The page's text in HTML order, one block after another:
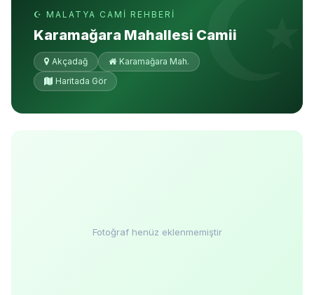
☪ MALATYA CAMI REHBERI
Karamağara Mahallesi Camii
Akçadağ
Karamağara Mah.
Haritada Gör
Fotoğraf henüz eklenmemiştir